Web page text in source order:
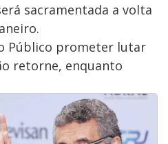
sacramentada a volta
Público prometer lutar
retorne, enquanto